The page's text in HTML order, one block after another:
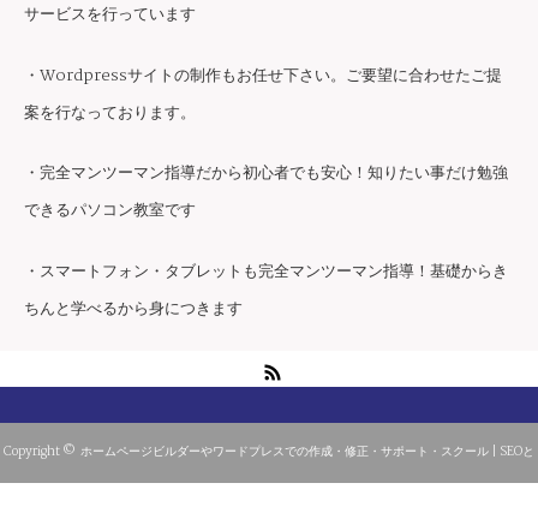
サービスを行っています
・Wordpressサイトの制作もお任せ下さい。ご要望に合わせたご提
案を行なっております。
・完全マンツーマン指導だから初心者でも安心！知りたい事だけ勉強
できるパソコン教室です
・スマートフォン・タブレットも完全マンツーマン指導！基礎からき
ちんと学べるから身につきます
Copyright © ホームページビルダーやワードプレスでの作成・修正・サポート・スクール | SEOと